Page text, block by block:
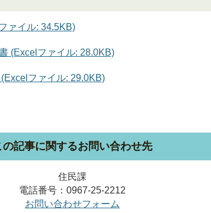
ァイル: 34.5KB)
(Excelファイル: 28.0KB)
ファイル: 29.0KB)
の記事に関するお問い合わせ先
住民課
電話番号：0967-25-2212
お問い合わせフォーム